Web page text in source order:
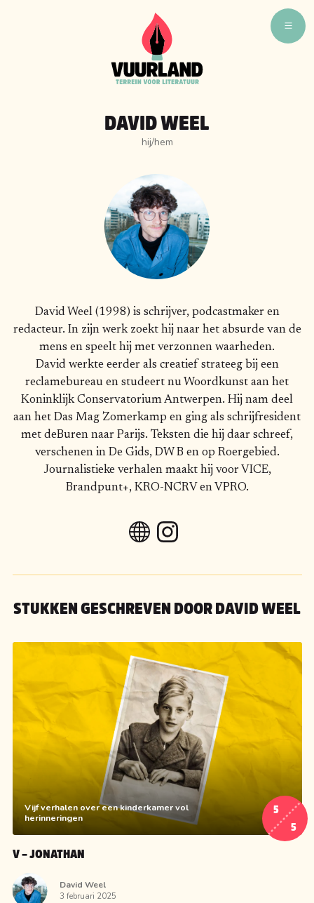
WAT ZIJN WIJ
VUURLAND TALENTDAVID WEEL
hij/hem
David Weel (1998) is schrijver, podcastmaker en
redacteur. In zijn werk zoekt hij naar het absurde van de
mens en speelt hij met verzonnen waarheden.
David werkte eerder als creatief strateeg bij een
reclamebureau en studeert nu Woordkunst aan het
Koninklijk Conservatorium Antwerpen. Hij nam deel
aan het Das Mag Zomerkamp en ging als schrijfresident
met deBuren naar Parijs. Teksten die hij daar schreef,
verschenen in De Gids, DW B en op Roergebied.
Journalistieke verhalen maakt hij voor VICE,
Brandpunt+, KRO-NCRV en VPRO.
STUKKEN GESCHREVEN DOOR DAVID WEEL
Vijf verhalen over een kinderkamer vol
herinneringen
5
5
V – JONATHAN
David Weel
3 februari 2025